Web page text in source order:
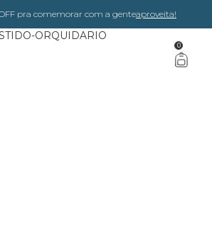
pra comemorar com a genteaproveita!
0